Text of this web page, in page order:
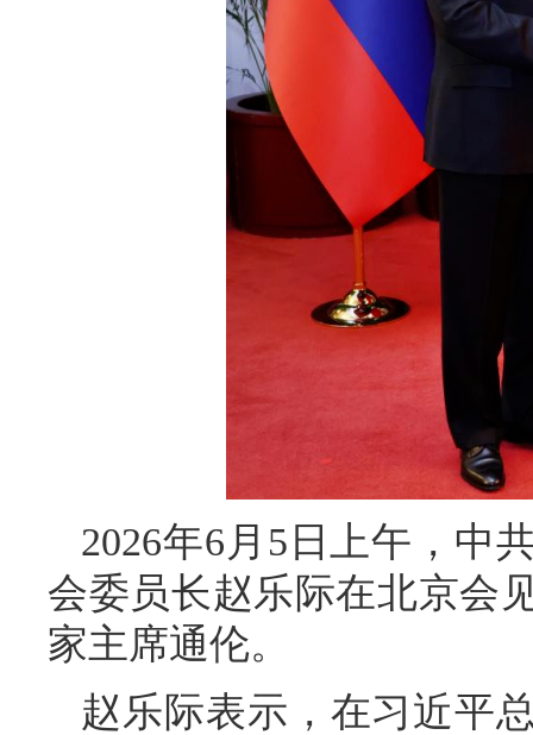
2026年6月5日上午，中
会委员长赵乐际在北京会
家主席通伦。
赵乐际表示，在习近平